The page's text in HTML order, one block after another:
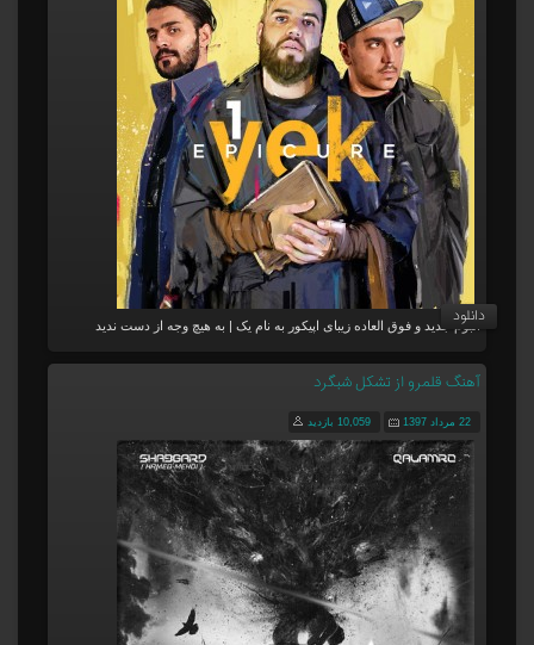
آلبوم جدید و فوق العاده زیبای اپیکور به نام یک | به هیچ وجه از دست ندید
دانلود
آهنگ قلمرو از تشکل شبگرد
22 مرداد 1397 10,059 بازدید